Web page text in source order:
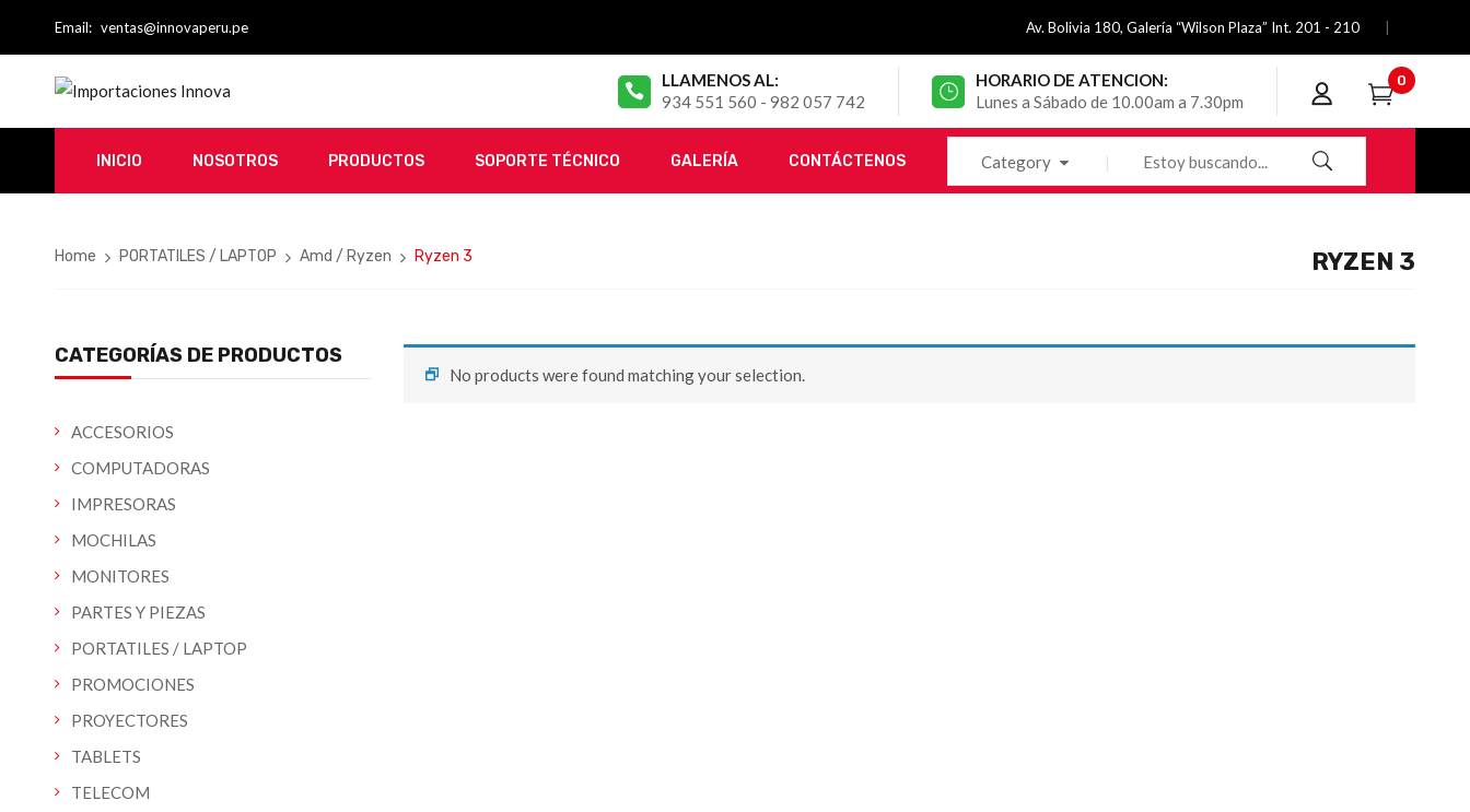
Email: ventas@innovaperu.pe Av. Bolivia 180, Galería “Wilson Plaza” Int. 201 - 210
LLAMENOS AL:
934 551 560 - 982 057 742
HORARIO DE ATENCION:
Lunes a Sábado de 10.00am a 7.30pm
0
INICIO NOSOTROS PRODUCTOS SOPORTE TÉCNICO GALERÍA CONTÁCTENOS Category
Home PORTATILES / LAPTOP Amd / Ryzen Ryzen 3 RYZEN 3
CATEGORÍAS DE PRODUCTOS
ACCESORIOS
COMPUTADORAS
IMPRESORAS
MOCHILAS
MONITORES
PARTES Y PIEZAS
PORTATILES / LAPTOP
PROMOCIONES
PROYECTORES
TABLETS
TELECOM
No products were found matching your selection.